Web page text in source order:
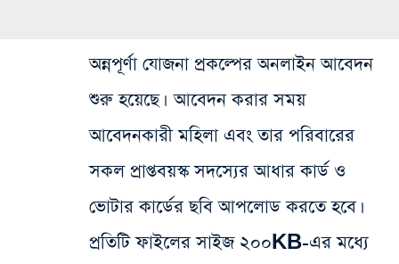
অন্নপূর্ণা যোজনা প্রকল্পের অনলাইন আবেদন
শুরু হয়েছে। আবেদন করার সময়
আবেদনকারী মহিলা এবং তার পরিবারের
সকল প্রাপ্তবয়স্ক সদস্যের আধার কার্ড ও
ভোটার কার্ডের ছবি আপলোড করতে হবে।
প্রতিটি ফাইলের সাইজ ২০০KB-এর মধ্যে